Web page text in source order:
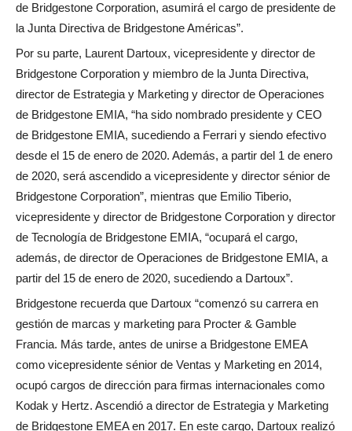
de Bridgestone Corporation, asumirá el cargo de presidente de
la Junta Directiva de Bridgestone Américas”.
Por su parte, Laurent Dartoux, vicepresidente y director de
Bridgestone Corporation y miembro de la Junta Directiva,
director de Estrategia y Marketing y director de Operaciones
de Bridgestone EMIA, “ha sido nombrado presidente y CEO
de Bridgestone EMIA, sucediendo a Ferrari y siendo efectivo
desde el 15 de enero de 2020. Además, a partir del 1 de enero
de 2020, será ascendido a vicepresidente y director sénior de
Bridgestone Corporation”, mientras que Emilio Tiberio,
vicepresidente y director de Bridgestone Corporation y director
de Tecnología de Bridgestone EMIA, “ocupará el cargo,
además, de director de Operaciones de Bridgestone EMIA, a
partir del 15 de enero de 2020, sucediendo a Dartoux”.
Bridgestone recuerda que Dartoux “comenzó su carrera en
gestión de marcas y marketing para Procter & Gamble
Francia. Más tarde, antes de unirse a Bridgestone EMEA
como vicepresidente sénior de Ventas y Marketing en 2014,
ocupó cargos de dirección para firmas internacionales como
Kodak y Hertz. Ascendió a director de Estrategia y Marketing
de Bridgestone EMEA en 2017. En este cargo, Dartoux realizó